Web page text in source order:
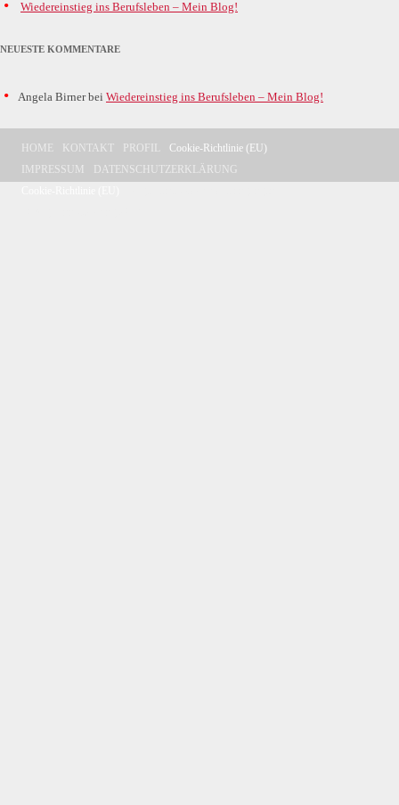
Wiedereinstieg ins Berufsleben – Mein Blog!
NEUESTE KOMMENTARE
Angela Birnerbei Wiedereinstieg ins Berufsleben – Mein Blog!
HOME KONTAKT PROFIL
Cookie-Richtlinie (EU)
IMPRESSUM
DATENSCHUTZERKLÄRUNG